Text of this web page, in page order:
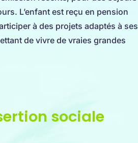
L’enfant est reçu en pension
à des projets adaptés à ses
de vivre de vraies grandes
sociale